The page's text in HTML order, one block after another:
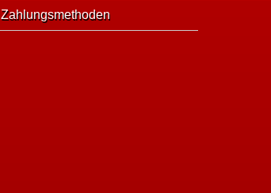
Zahlungsmethoden